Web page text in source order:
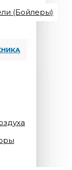
(Бойлеры)